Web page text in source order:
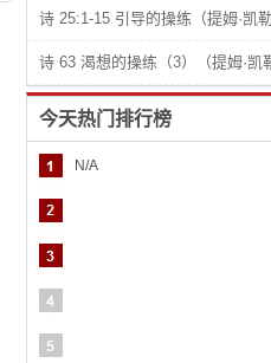
诗 25:1-15 引导的操练（提姆·凯勒
诗 63 渴想的操练（3）（提姆·凯
今天热门排行榜
N/A